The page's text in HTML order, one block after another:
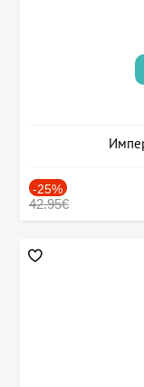
-25%
42.95€